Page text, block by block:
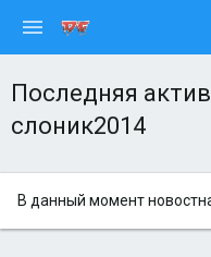
Последняя
слоник2014
В данный момент